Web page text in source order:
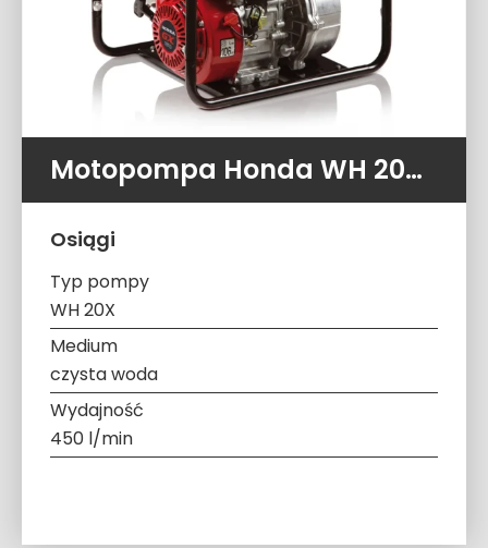
Motopompa Honda WH 20X (450 l/min 5,0 ATM)
Osiągi
Typ pompy
WH 20X
Medium
czysta woda
Wydajność
450 l/min